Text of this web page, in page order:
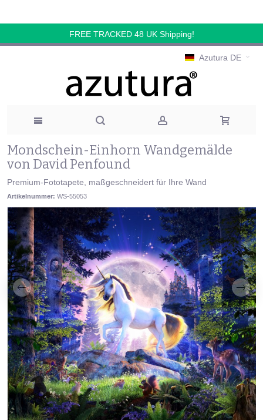
FREE TRACKED 48 UK Shipping!
Azutura DE
Mondschein-Einhorn Wandgemälde
von David Penfound
Premium-Fototapete, maßgeschneidert für Ihre Wand
Artikelnummer: WS-55053